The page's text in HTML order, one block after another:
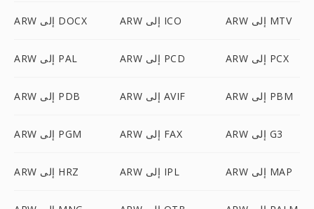
ARW إلى DOCX ARW إلى ICO ARW إلى MTV
ARW إلى PAL ARW إلى PCD ARW إلى PCX
ARW إلى PDB ARW إلى AVIF ARW إلى PBM
ARW إلى PGM ARW إلى FAX ARW إلى G3
ARW إلى HRZ ARW إلى IPL ARW إلى MAP